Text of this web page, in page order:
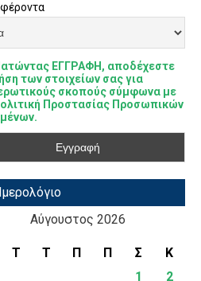
ΕΓΓΡΑΦΗ, αποδέχεστε
των στοιχείων σας για
σκοπούς σύμφωνα με
Προστασίας Προσωπικών
Αύγουστος 2026
Τ Τ Π Π Σ
Κ
1
2